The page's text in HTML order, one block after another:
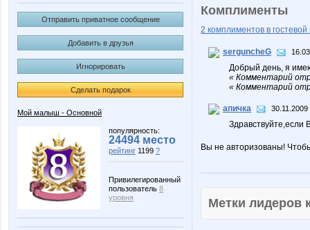
Отправить приватное сообщение
Добавить в друзья
Игнорировать
Сделать подарок
Мой малыш - Основной
популярность:
24494 место
рейтинг 1199 ?
Привилегированный
пользователь 8
уровня
Комплименты
2 комплиментов в гостевой
serguncheG
Добрый день, я
« Комментарий
« Комментарий
апичка 30.11.2009
Вы не авторизованы!
Метки